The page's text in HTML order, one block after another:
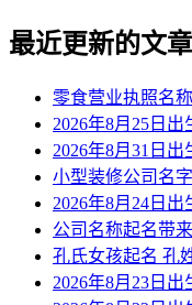
59、渝扬、欧锋、运益
60、群杭、贝朋、冬
61、华侠、尊隆、万
62、唱赵、慕申、沈
63、美亮、郴泓、佑
64、勋暠、金溢、笑
最近更新的文章
零食营业执照名
2026年8月25日
2026年8月31日
小型装修公司名
2026年8月24日
公司名称起名带
孔氏女孩起名 孔
2026年8月23日